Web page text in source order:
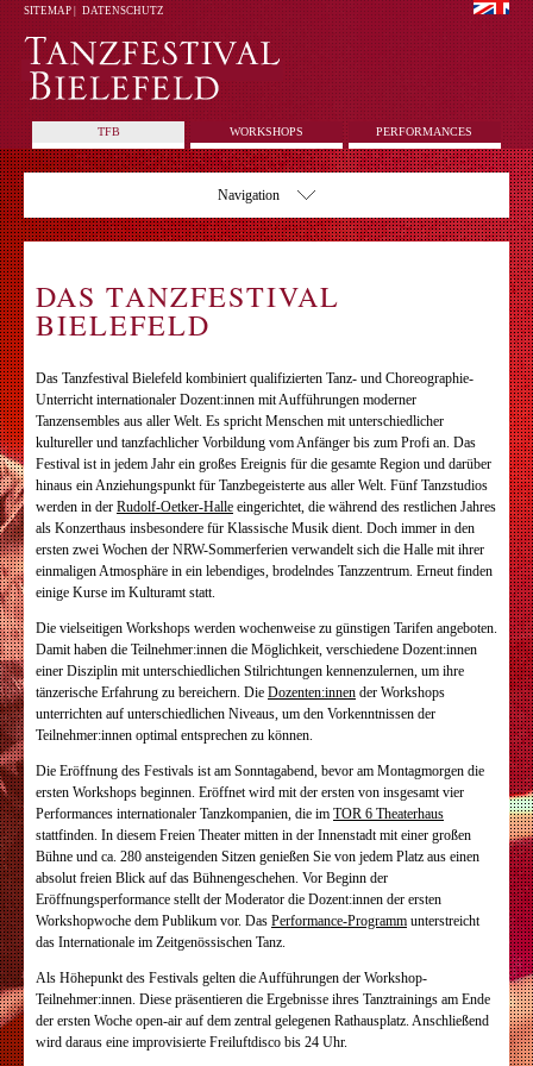
SITEMAP| DATENSCHUTZ
TFB WORKSHOPS PERFORMANCES
Navigation
DAS TANZFESTIVAL
BIELEFELD
Das Tanzfestival Bielefeld kombiniert qualifizierten Tanz- und Choreographie-
Unterricht internationaler Dozent:innen mit Aufführungen moderner
Tanzensembles aus aller Welt. Es spricht Menschen mit unterschiedlicher
kultureller und tanzfachlicher Vorbildung vom Anfänger bis zum Profi an. Das
Festival ist in jedem Jahr ein großes Ereignis für die gesamte Region und darüber
hinaus ein Anziehungspunkt für Tanzbegeisterte aus aller Welt. Fünf Tanzstudios
werden in der Rudolf-Oetker-Halle eingerichtet, die während des restlichen Jahres
als Konzerthaus insbesondere für Klassische Musik dient. Doch immer in den
ersten zwei Wochen der NRW-Sommerferien verwandelt sich die Halle mit ihrer
einmaligen Atmosphäre in ein lebendiges, brodelndes Tanzzentrum. Erneut finden
einige Kurse im Kulturamt statt.
Die vielseitigen Workshops werden wochenweise zu günstigen Tarifen angeboten.
Damit haben die Teilnehmer:innen die Möglichkeit, verschiedene Dozent:innen
einer Disziplin mit unterschiedlichen Stilrichtungen kennenzulernen, um ihre
tänzerische Erfahrung zu bereichern. Die Dozenten:innen der Workshops
unterrichten auf unterschiedlichen Niveaus, um den Vorkenntnissen der
Teilnehmer:innen optimal entsprechen zu können.
Die Eröffnung des Festivals ist am Sonntagabend, bevor am Montagmorgen die
ersten Workshops beginnen. Eröffnet wird mit der ersten von insgesamt vier
Performances internationaler Tanzkompanien, die im TOR 6 Theaterhaus
stattfinden. In diesem Freien Theater mitten in der Innenstadt mit einer großen
Bühne und ca. 280 ansteigenden Sitzen genießen Sie von jedem Platz aus einen
absolut freien Blick auf das Bühnengeschehen. Vor Beginn der
Eröffnungsperformance stellt der Moderator die Dozent:innen der ersten
Workshopwoche dem Publikum vor. Das Performance-Programm unterstreicht
das Internationale im Zeitgenössischen Tanz.
Als Höhepunkt des Festivals gelten die Aufführungen der Workshop-
Teilnehmer:innen. Diese präsentieren die Ergebnisse ihres Tanztrainings am Ende
der ersten Woche open-air auf dem zentral gelegenen Rathausplatz. Anschließend
wird daraus eine improvisierte Freiluftdisco bis 24 Uhr.